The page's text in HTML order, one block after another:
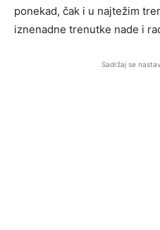
ponekad, čak i u najtežim
iznenadne trenutke nade i
Sadržaj se